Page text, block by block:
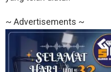
~ Advertisements ~